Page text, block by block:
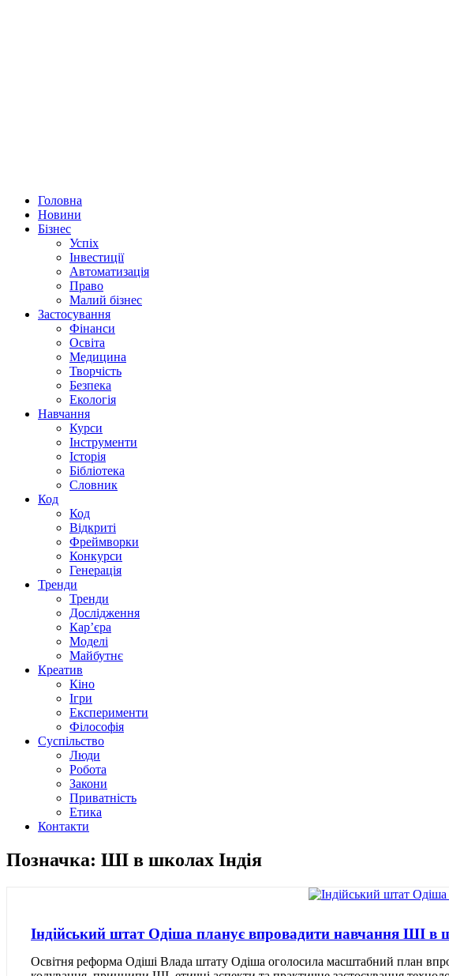
Головна
Новини
Бізнес
Успіх
Інвестиції
Автоматизація
Право
Малий бізнес
Застосування
Фінанси
Освіта
Медицина
Творчість
Безпека
Екологія
Навчання
Курси
Інструменти
Історія
Бібліотека
Словник
Код
Код
Відкриті
Фреймворки
Конкурси
Генерація
Тренди
Тренди
Дослідження
Кар’єра
Моделі
Майбутнє
Креатив
Кіно
Ігри
Експерименти
Філософія
Суспільство
Люди
Робота
Закони
Приватність
Етика
Контакти
Позначка: ШІ в школах Індія
Індійський штат Одіша планує впровадити навчання ШІ в
Освітня реформа Одіші Влада штату Одіша оголосила масштабний план